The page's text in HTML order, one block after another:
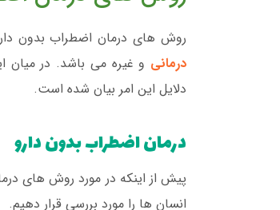
روش های درمان اضطراب بدون
درمانی و غیره می باشد. در میان
دلایل این امر بیان شده است.
درمان اضطراب بدون دارو
پیش از اینکه در مورد روش های
انسان ها را مورد بررسی قرار دهیم.